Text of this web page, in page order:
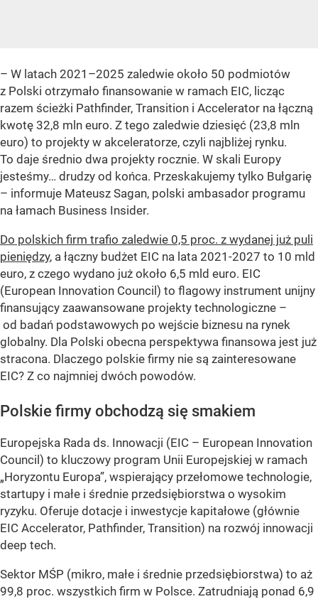
– W latach 2021–2025 zaledwie około 50 podmiotów
z Polski otrzymało finansowanie w ramach EIC, licząc
razem ścieżki Pathfinder, Transition i Accelerator na łączną
kwotę 32,8 mln euro. Z tego zaledwie dziesięć (23,8 mln
euro) to projekty w akceleratorze, czyli najbliżej rynku.
To daje średnio dwa projekty rocznie. W skali Europy
jesteśmy… drudzy od końca. Przeskakujemy tylko Bułgarię
– informuje Mateusz Sagan, polski ambasador programu
na łamach Business Insider.
Do polskich firm trafio zaledwie 0,5 proc. z wydanej już puli
pieniędzy, a łączny budżet EIC na lata 2021-2027 to 10 mld
euro, z czego wydano już około 6,5 mld euro. EIC
(European Innovation Council) to flagowy instrument unijny
finansujący zaawansowane projekty technologiczne –
od badań podstawowych po wejście biznesu na rynek
globalny. Dla Polski obecna perspektywa finansowa jest już
stracona. Dlaczego polskie firmy nie są zainteresowane
EIC? Z co najmniej dwóch powodów.
Polskie firmy obchodzą się smakiem
Europejska Rada ds. Innowacji (EIC – European Innovation
Council) to kluczowy program Unii Europejskiej w ramach
„Horyzontu Europa”, wspierający przełomowe technologie,
startupy i małe i średnie przedsiębiorstwa o wysokim
ryzyku. Oferuje dotacje i inwestycje kapitałowe (głównie
EIC Accelerator, Pathfinder, Transition) na rozwój innowacji
deep tech.
Sektor MŚP (mikro, małe i średnie przedsiębiorstwa) to aż
99,8 proc. wszystkich firm w Polsce. Zatrudniają ponad 6,9